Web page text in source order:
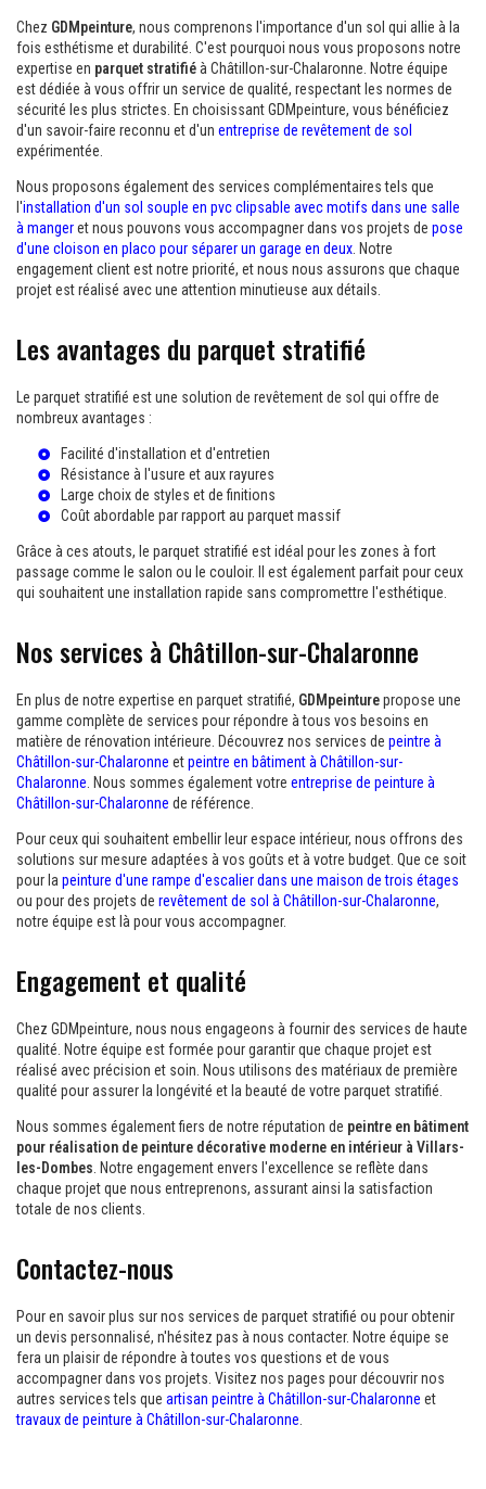
Chez GDMpeinture, nous comprenons l'importance d'un sol qui allie à la
fois esthétisme et durabilité. C'est pourquoi nous vous proposons notre
expertise en parquet stratifiéà Châtillon-sur-Chalaronne. Notre équipe
est dédiée à vous offrir un service de qualité, respectant les normes de
sécurité les plus strictes. En choisissant GDMpeinture, vous bénéficiez
d'un savoir-faire reconnu et d'un entreprise de revêtement de sol
expérimentée.
Nous proposons également des services complémentaires tels que
l'installation d'un sol souple en pvc clipsable avec motifs dans une salle
à mangeret nous pouvons vous accompagner dans vos projets de pose
d'une cloison en placo pour séparer un garage en deux. Notre
engagement client est notre priorité, et nous nous assurons que chaque
projet est réalisé avec une attention minutieuse aux détails.
Les avantages du parquet stratifié
Le parquet stratifié est une solution de revêtement de sol qui offre de
nombreux avantages :
Facilité d'installation et d'entretien
Résistance à l'usure et aux rayures
Large choix de styles et de finitions
Coût abordable par rapport au parquet massif
Grâce à ces atouts, le parquet stratifié est idéal pour les zones à fort
passage comme le salon ou le couloir. Il est également parfait pour ceux
qui souhaitent une installation rapide sans compromettre l'esthétique.
Nos services à Châtillon-sur-Chalaronne
En plus de notre expertise en parquet stratifié, GDMpeinturepropose une
gamme complète de services pour répondre à tous vos besoins en
matière de rénovation intérieure. Découvrez nos services de peintre à
Châtillon-sur-Chalaronne etpeintre en bâtiment à Châtillon-sur-
Chalaronne. Nous sommes également votre entreprise de peinture à
Châtillon-sur-Chalaronne de référence.
Pour ceux qui souhaitent embellir leur espace intérieur, nous offrons des
solutions sur mesure adaptées à vos goûts et à votre budget. Que ce soit
pour lapeinture d'une rampe d'escalier dans une maison de trois étages
ou pour des projets de revêtement de sol à Châtillon-sur-Chalaronne,
notre équipe est là pour vous accompagner.
Engagement et qualité
Chez GDMpeinture, nous nous engageons à fournir des services de haute
qualité. Notre équipe est formée pour garantir que chaque projet est
réalisé avec précision et soin. Nous utilisons des matériaux de première
qualité pour assurer la longévité et la beauté de votre parquet stratifié.
Nous sommes également fiers de notre réputation de peintre en bâtiment
pour réalisation de peinture décorative moderne en intérieur à Villars-
les-Dombes. Notre engagement envers l'excellence se reflète dans
chaque projet que nous entreprenons, assurant ainsi la satisfaction
totale de nos clients.
Contactez-nous
Pour en savoir plus sur nos services de parquet stratifié ou pour obtenir
un devis personnalisé, n'hésitez pas à nous contacter. Notre équipe se
fera un plaisir de répondre à toutes vos questions et de vous
accompagner dans vos projets. Visitez nos pages pour découvrir nos
autres services tels que artisan peintre à Châtillon-sur-Chalaronne et
travaux de peinture à Châtillon-sur-Chalaronne.